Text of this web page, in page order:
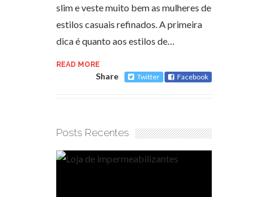
slim e veste muito bem as mulheres de
estilos casuais refinados. A primeira
dica é quanto aos estilos de…
READ MORE
Share Twitter Facebook
Posts Recentes